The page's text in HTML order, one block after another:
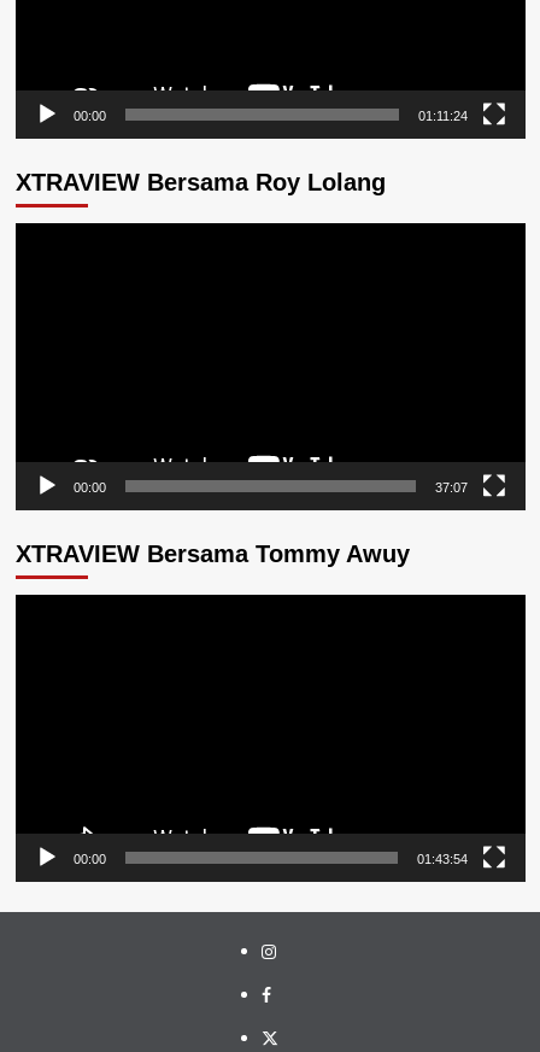
00:00 01:11:24
XTRAVIEW Bersama Roy Lolang
00:00 37:07
XTRAVIEW Bersama Tommy Awuy
00:00 01:43:54
Instagram
Facebook
Twitter